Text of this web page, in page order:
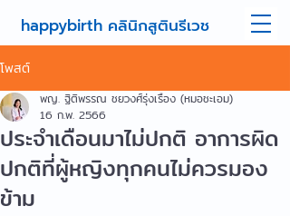
happybirth คลินิกสูตินรีเวช
โพสต์
ประจำเดือนมาไม่ปกติ อาการผิด
ปกติที่ผู้หญิงทุกคนไม่ควรมอง
ข้าม
พญ. ฐิติพรรณ ชยวงศ์รุ่งเรือง (หมอชะเอม)
16 ก.พ. 2566